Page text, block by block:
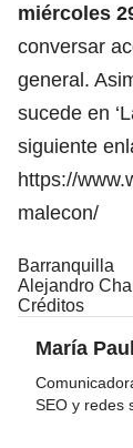
miércoles
conversar
general.
sucede en
siguiente
https://
malecon/
Barranquilla
Alejandro
Créditos
María
SEO y redes